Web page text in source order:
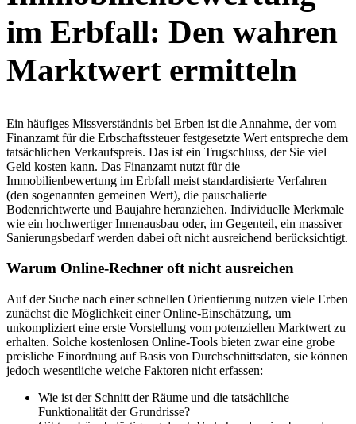
im Erbfall: Den wahren
Marktwert ermitteln
Ein häufiges Missverständnis bei Erben ist die Annahme, der vom
Finanzamt für die Erbschaftssteuer festgesetzte Wert entspreche dem
tatsächlichen Verkaufspreis. Das ist ein Trugschluss, der Sie viel
Geld kosten kann. Das Finanzamt nutzt für die
Immobilienbewertung im Erbfall meist standardisierte Verfahren
(den sogenannten gemeinen Wert), die pauschalierte
Bodenrichtwerte und Baujahre heranziehen. Individuelle Merkmale
wie ein hochwertiger Innenausbau oder, im Gegenteil, ein massiver
Sanierungsbedarf werden dabei oft nicht ausreichend berücksichtigt.
Warum Online-Rechner oft nicht ausreichen
Auf der Suche nach einer schnellen Orientierung nutzen viele Erben
zunächst die Möglichkeit einer Online-Einschätzung, um
unkompliziert eine erste Vorstellung vom potenziellen Marktwert zu
erhalten. Solche kostenlosen Online-Tools bieten zwar eine grobe
preisliche Einordnung auf Basis von Durchschnittsdaten, sie können
jedoch wesentliche weiche Faktoren nicht erfassen:
Wie ist der Schnitt der Räume und die tatsächliche
Funktionalität der Grundrisse?